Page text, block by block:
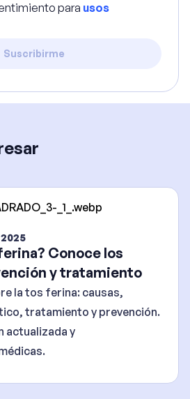
para usos
Suscribirme
Conoce los
y tratamiento
la tos ferina: causas,
tratamiento y prevención.
actualizada y